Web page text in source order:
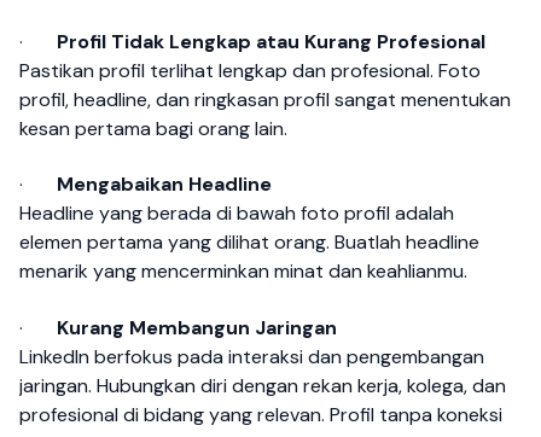
· Profil Tidak Lengkap atau Kurang Profesional
Pastikan profil terlihat lengkap dan profesional. Foto
profil, headline, dan ringkasan profil sangat menentukan
kesan pertama bagi orang lain.
· Mengabaikan Headline
Headline yang berada di bawah foto profil adalah
elemen pertama yang dilihat orang. Buatlah headline
menarik yang mencerminkan minat dan keahlianmu.
· Kurang Membangun Jaringan
LinkedIn berfokus pada interaksi dan pengembangan
jaringan. Hubungkan diri dengan rekan kerja, kolega, dan
profesional di bidang yang relevan. Profil tanpa koneksi